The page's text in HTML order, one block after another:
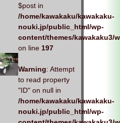
$post in
/home/kawakaku/kawakaku-
nouki.jp/public_html/wp-
content/themes/kawakaku3/
on line 197
Warning: Attempt
to read property
"ID" on null in
/home/kawakaku/kawakaku-
nouki.jp/public_html/wp-